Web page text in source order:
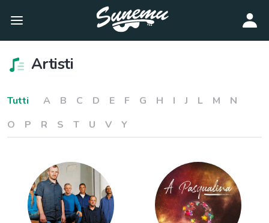
Artisti
Tutti A B C D E F G H I J L M
N
O
P R S T U V Y